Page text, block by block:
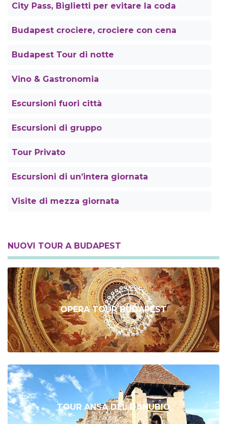
City Pass, Biglietti per evitare la coda
Budapest crociere, crociere con cena
Budapest Tour di notte
Vino & Gastronomia
Escursioni fuori città
Escursioni di gruppo
Tour Privato
Escursioni di un’intera giornata
Visite di mezza giornata
NUOVI TOUR A BUDAPEST
OPERA TOUR BUDAPEST
TOUR ANSA DEL DANUBIO